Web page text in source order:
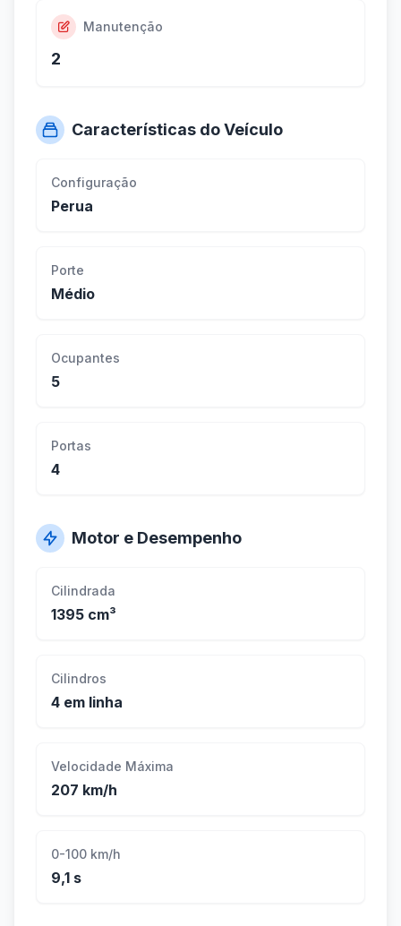
Manutenção
2
Características do Veículo
Configuração
Perua
Porte
Médio
Ocupantes
5
Portas
4
Motor e Desempenho
Cilindrada
1395 cm³
Cilindros
4 em linha
Velocidade Máxima
207 km/h
0-100 km/h
9,1 s